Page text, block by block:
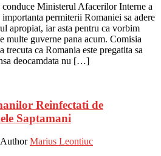
Ministerul Afacerilor Interne a
permiterii Romaniei sa adere
apropiat, iar asta pentru ca vorbim
multe guverne pana acum. Comisia
trecuta ca Romania este pregatita sa
deocamdata nu […]
Reinfectati de
Saptamani
Author Marius Leontiuc